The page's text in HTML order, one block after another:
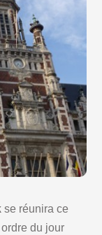
se réunira ce
du jour